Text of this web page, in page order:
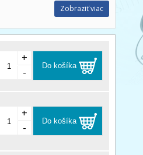
Zobraziť viac
+
-
Do košíka
+
-
Do košíka